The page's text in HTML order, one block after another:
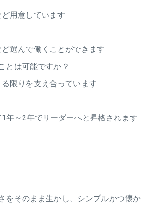
用意しています
選んで働くことができます
とは可能ですか？
限りを支え合っています
年～2年でリーダーへと昇格されます
そのまま生かし、シンプルかつ懐